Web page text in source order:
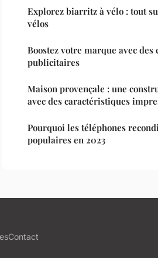
Explorez biarritz à vélo : tout
vélos
Boostez votre marque avec des
publicitaires
Maison provençale : une
avec des caractéristiques
Pourquoi les téléphones
populaires en 2023
Contact